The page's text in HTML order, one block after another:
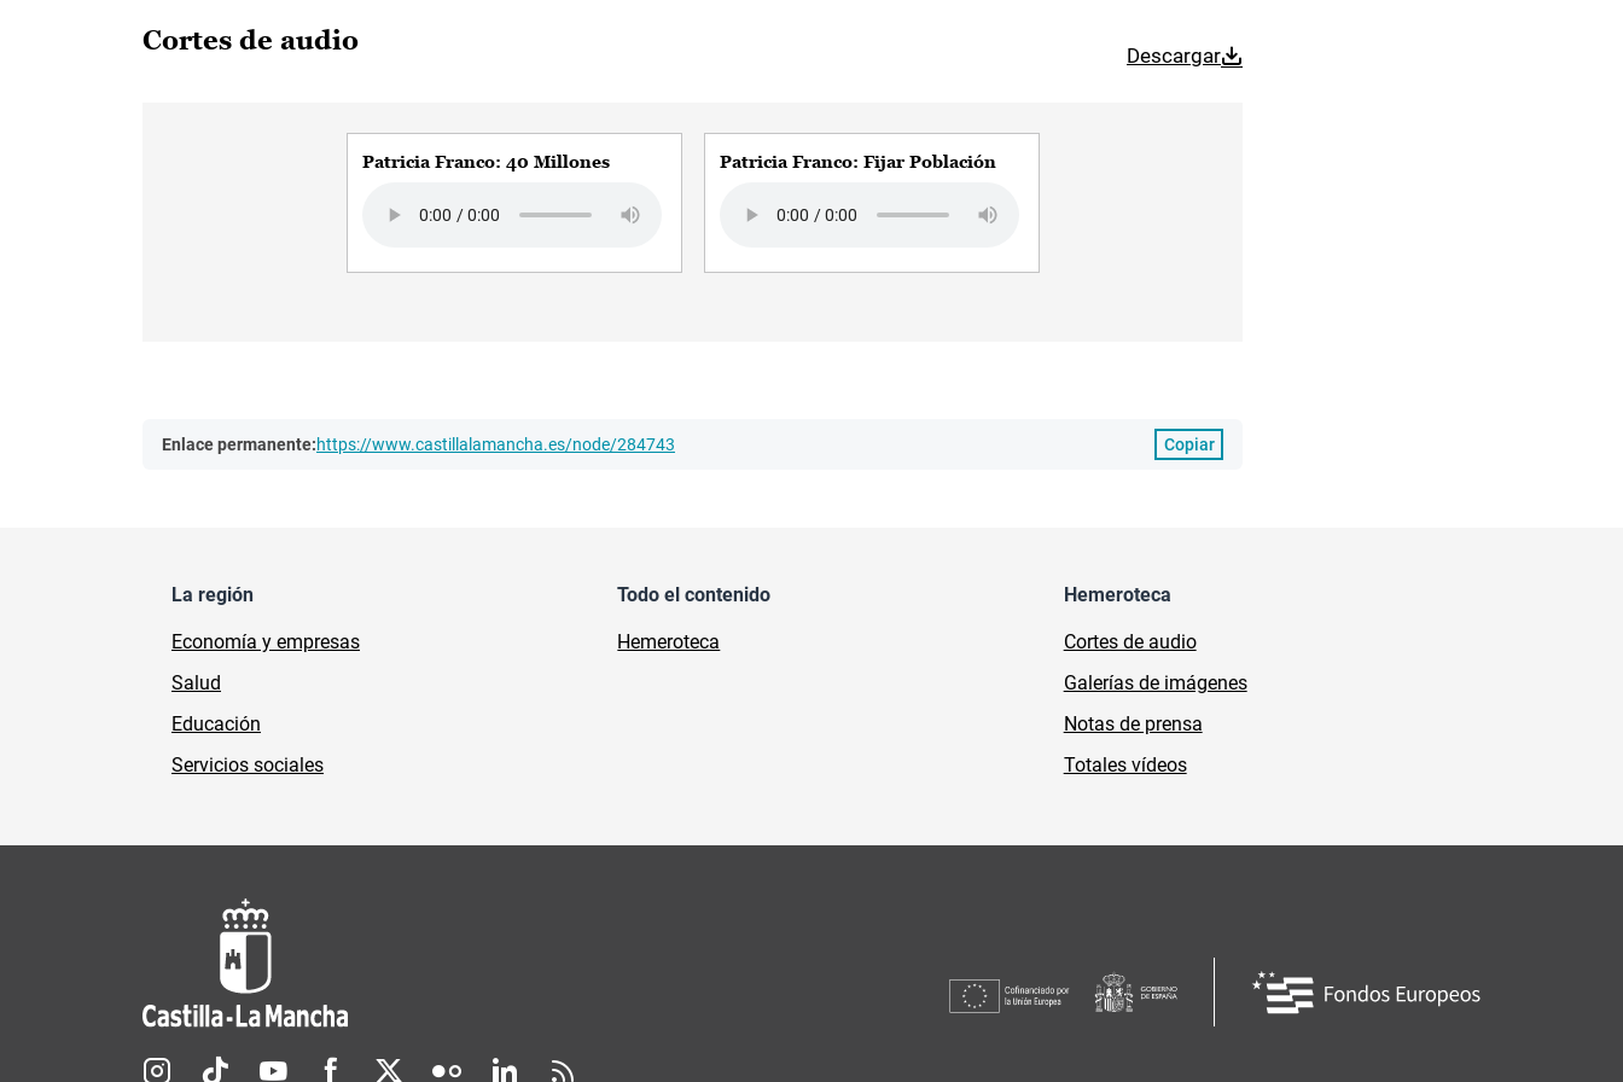
Cortes de audio Descargar
Patricia Franco: 40 Millones Patricia Franco: Fijar Población
Enlace permanente:https://www.castillalamancha.es/node/284743 Copiar
La región
Economía y empresas
Salud
Educación
Servicios sociales
Todo el contenido
Hemeroteca
Hemeroteca
Cortes de audio
Galerías de imágenes
Notas de prensa
Totales vídeos
Redes sociales JCCM